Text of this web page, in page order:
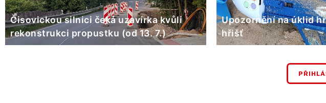
Čisovickou silnici čeká uzavírka kvůli
rekonstrukci propustku (od 13. 7.)
Upozornění na úklid
hřišť